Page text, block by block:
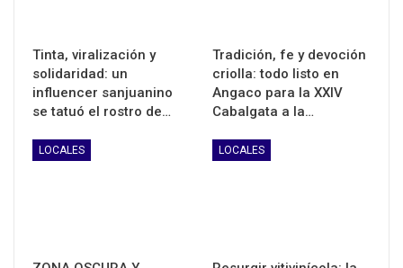
Tinta, viralización y
solidaridad: un
influencer sanjuanino
se tatuó el rostro de…
Tradición, fe y devoción
criolla: todo listo en
Angaco para la XXIV
Cabalgata a la…
LOCALES LOCALES